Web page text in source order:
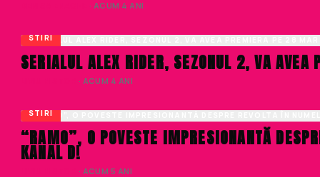
· ACUM 4 ANI
STIRI
SERIALUL ALEX RIDER, SEZONUL 2, VA
· ACUM 4 ANI
STIRI
“RAMO”, O POVESTE IMPRESIONANTĂ
KANAL D!
· ACUM 5 ANI